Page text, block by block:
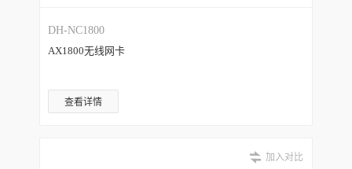
DH-NC1800
AX1800无线网卡
查看详情
加入对比